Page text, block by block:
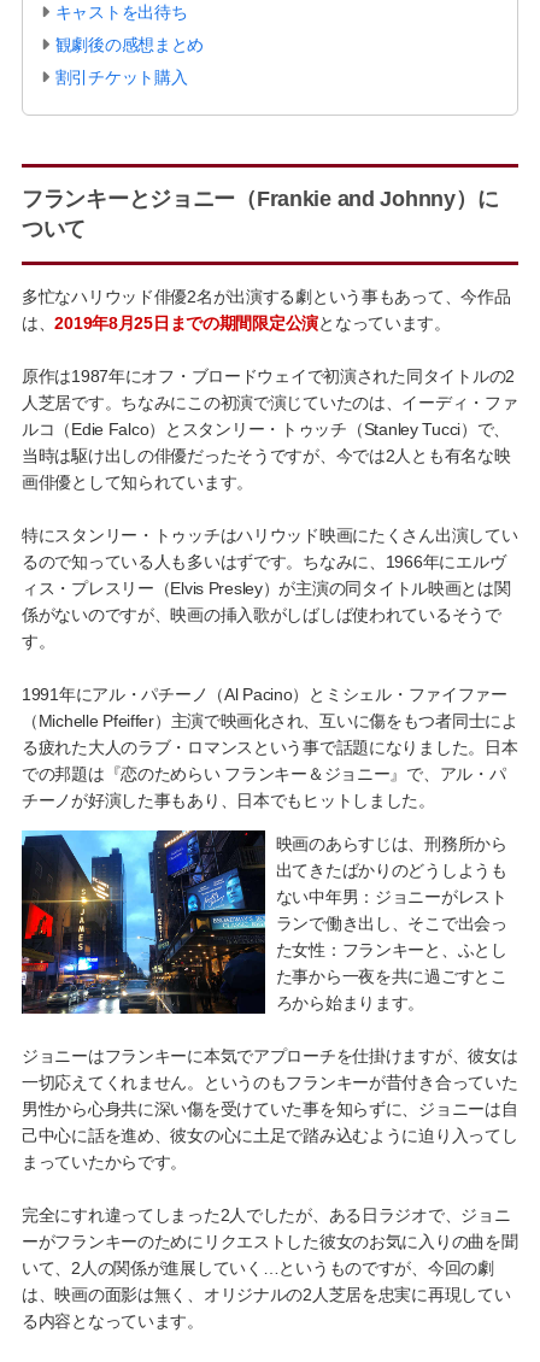
キャストを出待ち
観劇後の感想まとめ
割引チケット購入
フランキーとジョニー（Frankie and Johnny）に
ついて
多忙なハリウッド俳優2名が出演する劇という事もあって、今作品
は、2019年8月25日までの期間限定公演となっています。
原作は1987年にオフ・ブロードウェイで初演された同タイトルの2
人芝居です。ちなみにこの初演で演じていたのは、イーディ・ファ
ルコ（Edie Falco）とスタンリー・トゥッチ（Stanley Tucci）で、
当時は駆け出しの俳優だったそうですが、今では2人とも有名な映
画俳優として知られています。
特にスタンリー・トゥッチはハリウッド映画にたくさん出演してい
るので知っている人も多いはずです。ちなみに、1966年にエルヴ
ィス・プレスリー（Elvis Presley）が主演の同タイトル映画とは関
係がないのですが、映画の挿入歌がしばしば使われているそうで
す。
1991年にアル・パチーノ（Al Pacino）とミシェル・ファイファー
（Michelle Pfeiffer）主演で映画化され、互いに傷をもつ者同士によ
る疲れた大人のラブ・ロマンスという事で話題になりました。日本
での邦題は『恋のためらい フランキー＆ジョニー』で、アル・パ
チーノが好演した事もあり、日本でもヒットしました。
映画のあらすじは、刑務所から
出てきたばかりのどうしようも
ない中年男：ジョニーがレスト
ランで働き出し、そこで出会っ
た女性：フランキーと、ふとし
た事から一夜を共に過ごすとこ
ろから始まります。
ジョニーはフランキーに本気でアプローチを仕掛けますが、彼女は
一切応えてくれません。というのもフランキーが昔付き合っていた
男性から心身共に深い傷を受けていた事を知らずに、ジョニーは自
己中心に話を進め、彼女の心に土足で踏み込むように迫り入ってし
まっていたからです。
完全にすれ違ってしまった2人でしたが、ある日ラジオで、ジョニ
ーがフランキーのためにリクエストした彼女のお気に入りの曲を聞
いて、2人の関係が進展していく…というものですが、今回の劇
は、映画の面影は無く、オリジナルの2人芝居を忠実に再現してい
る内容となっています。